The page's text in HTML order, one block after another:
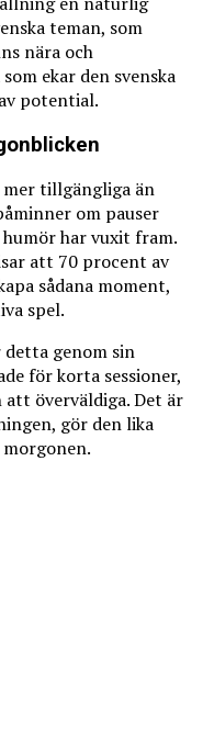
teman, som
nära och
ekar den svenska
potential.
tillgängliga än
om pauser
har vuxit fram.
att 70 procent av
sådana moment,
spel.
genom sin
för korta sessioner,
överväldiga. Det är
gör den lika